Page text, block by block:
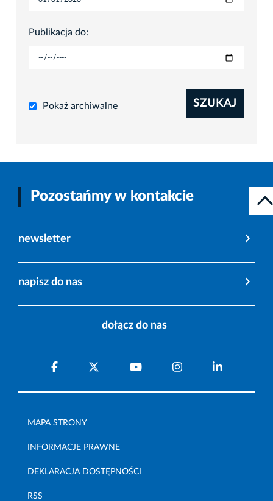
Publikacja do:
Pokaż archiwalne SZUKAJ
Pozostańmy w kontakcie
newsletter
napisz do nas
dołącz do nas
MAPA STRONY
INFORMACJE PRAWNE
DEKLARACJA DOSTĘPNOŚCI
RSS